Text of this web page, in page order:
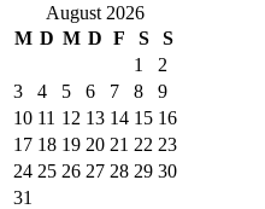
August 2026
M D M D F S
S
1
2
3
4 5 6 7 8
9
10 11 12 13 14 15 16
17 18 19 20 21 22 23
24 25 26 27 28 29 30
31